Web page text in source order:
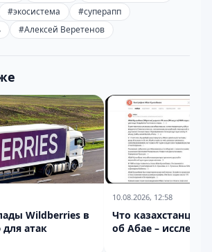
#экосистема #суперапп
#Алексей Веретенов
Wildberries в
атак
10.08.2026, 12:58
Что казахстанцы
об Абае –